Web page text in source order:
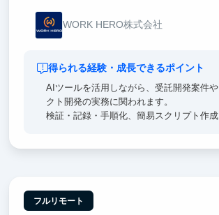
WORK HERO株式会社
得られる経験・成長できるポイント
AIツールを活用しながら、受託開発案件
クト開発の実務に関われます。
検証・記録・手順化、簡易スクリプト作成
フルリモート